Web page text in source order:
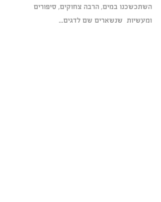
השתכשכנו במים, הרבה צחוקים, סיפורים
ומעשיות  שנשארים שם לדגים...